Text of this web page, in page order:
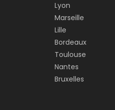
Lyon
Marseille
Lille
Bordeaux
Toulouse
Nantes
Bruxelles